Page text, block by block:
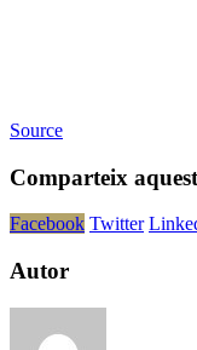
Source
Comparteix
Facebook Twitter
Autor